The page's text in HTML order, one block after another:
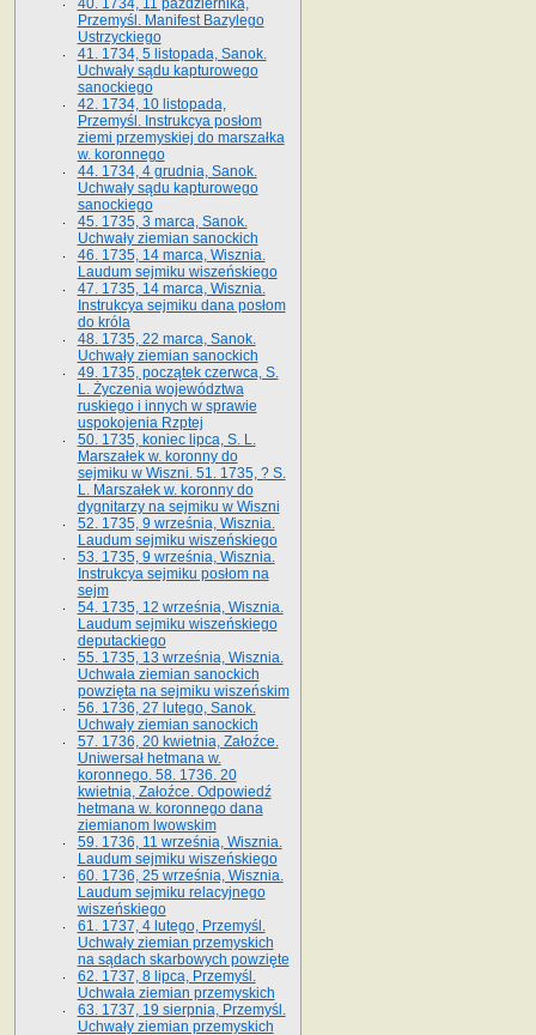
40. 1734, 11 października,
Przemyśl. Manifest Bazylego
Ustrzyckiego
41. 1734, 5 listopada, Sanok.
Uchwały sądu kapturowego
sanockiego
42. 1734, 10 listopada,
Przemyśl. Instrukcya posłom
ziemi przemyskiej do marszałka
w. koronnego
44. 1734, 4 grudnia, Sanok.
Uchwały sądu kapturowego
sanockiego
45. 1735, 3 marca, Sanok.
Uchwały ziemian sanockich
46. 1735, 14 marca, Wisznia.
Laudum sejmiku wiszeńskiego
47. 1735, 14 marca, Wisznia.
Instrukcya sejmiku dana posłom
do króla
48. 1735, 22 marca, Sanok.
Uchwały ziemian sanockich
49. 1735, początek czerwca, S.
L. Życzenia województwa
ruskiego i innych w sprawie
uspokojenia Rzptej
50. 1735, koniec lipca, S. L.
Marszałek w. koronny do
sejmiku w Wiszni. 51. 1735, ? S.
L. Marszałek w. koronny do
dygnitarzy na sejmiku w Wiszni
52. 1735, 9 września, Wisznia.
Laudum sejmiku wiszeńskiego
53. 1735, 9 września, Wisznia.
Instrukcya sejmiku posłom na
sejm
54. 1735, 12 września, Wisznia.
Laudum sejmiku wiszeńskiego
deputackiego
55. 1735, 13 września, Wisznia.
Uchwała ziemian sanockich
powzięta na sejmiku wiszeńskim
56. 1736, 27 lutego, Sanok.
Uchwały ziemian sanockich
57. 1736, 20 kwietnia, Załoźce.
Uniwersał hetmana w.
koronnego. 58. 1736. 20
kwietnia, Załoźce. Odpowiedź
hetmana w. koronnego dana
ziemianom lwowskim
59. 1736, 11 września, Wisznia.
Laudum sejmiku wiszeńskiego
60. 1736, 25 września, Wisznia.
Laudum sejmiku relacyjnego
wiszeńskiego
61. 1737, 4 lutego, Przemyśl.
Uchwały ziemian przemyskich
na sądach skarbowych powzięte
62. 1737, 8 lipca, Przemyśl.
Uchwała ziemian przemyskich
63. 1737, 19 sierpnia, Przemyśl.
Uchwały ziemian przemyskich